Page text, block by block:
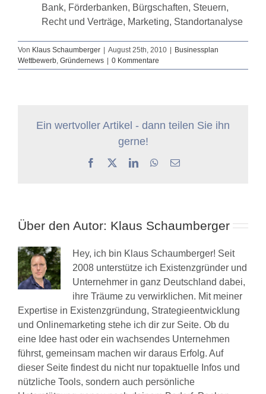
Bank, Förderbanken, Bürgschaften, Steuern,
Recht und Verträge, Marketing, Standortanalyse
Von Klaus Schaumberger August 25th, 2010
Businessplan
Wettbewerb, Gründernews 0 Kommentare
Ein wertvoller Artikel - dann teilen Sie ihn
gerne!
Facebook LinkedInWhatsApp
E-
Über den Autor: Klaus Schaumberger
Hey, ich bin Klaus Schaumberger! Seit
2008 unterstütze ich Existenzgründer und
Unternehmer in ganz Deutschland dabei,
ihre Träume zu verwirklichen. Mit meiner
Expertise in Existenzgründung, Strategieentwicklung
und Onlinemarketing stehe ich dir zur Seite. Ob du
eine Idee hast oder ein wachsendes Unternehmen
führst, gemeinsam machen wir daraus Erfolg. Auf
dieser Seite findest du nicht nur topaktuelle Infos und
nützliche Tools, sondern auch persönliche